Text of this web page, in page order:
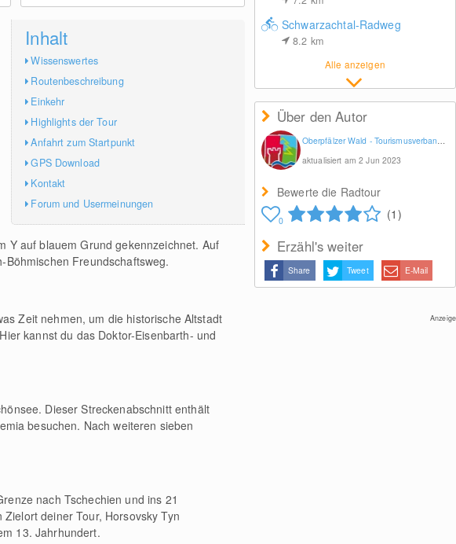
Schwarzachtal-Radweg
8.2 km
Alle anzeigen
Über den Autor
Oberpfälzer Wald - Tourismusverband Ostbayern e.V.
aktualisiert am 2 Jun 2023
Bewerte die Radtour
0 (1)
Erzähl's weiter
Share Tweet E-Mail
Anzeige
Inhalt
Wissenswertes
Routenbeschreibung
Einkehr
Highlights der Tour
Anfahrt zum Startpunkt
GPS Download
Kontakt
Forum und Usermeinungen
Y auf blauem Grund gekennzeichnet. Auf
Freundschaftsweg.
Zeit nehmen, um die historische Altstadt
kannst du das Doktor-Eisenbarth- und
Dieser Streckenabschnitt enthält
besuchen. Nach weiteren sieben
nach Tschechien und ins 21
deiner Tour, Horsovsky Tyn
13. Jahrhundert.